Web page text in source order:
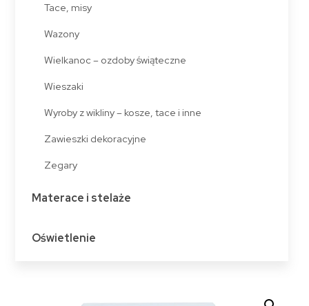
Tace, misy
Wazony
Wielkanoc – ozdoby świąteczne
Wieszaki
Wyroby z wikliny – kosze, tace i inne
Zawieszki dekoracyjne
Zegary
Materace i stelaże
Oświetlenie